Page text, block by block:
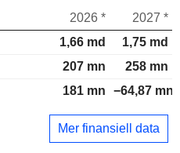
2026 *
2027 *
1,66 md
1,75 md
207 mn
258 mn
181 mn −64,87 mn
Mer finansiell data